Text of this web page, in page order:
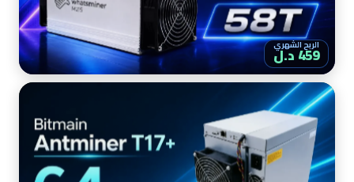
الربح الشهري
459 د.ل